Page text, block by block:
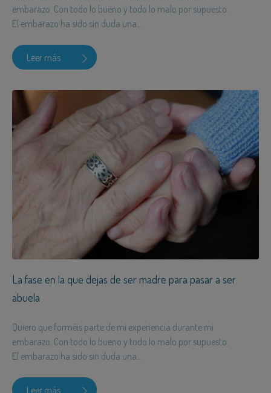
embarazo. Con todo lo bueno y todo lo malo por supuesto.
El embarazo ha sido sin duda una...
Leer más
La fase en la que dejas de ser madre para pasar a ser
abuela
Quiero que forméis parte de mi experiencia durante mi
embarazo. Con todo lo bueno y todo lo malo por supuesto.
El embarazo ha sido sin duda una...
Leer más